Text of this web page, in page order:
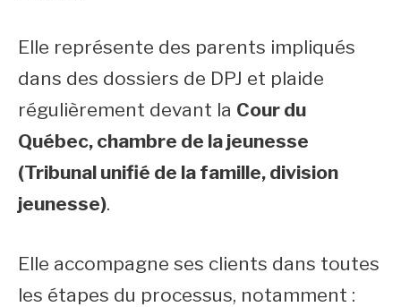
Elle représente des parents impliqués
dans des dossiers de DPJ et plaide
régulièrement devant la Cour du
Québec, chambre de la jeunesse
(Tribunal unifié de la famille, division
jeunesse).
Elle accompagne ses clients dans toutes
les étapes du processus, notamment :